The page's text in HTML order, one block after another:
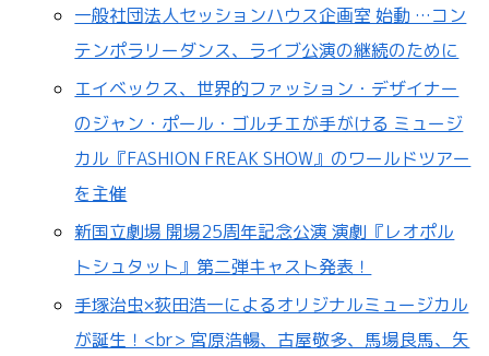
一般社団法人セッションハウス企画室 始動 …コン
テンポラリーダンス、ライブ公演の継続のために
エイベックス、世界的ファッション・デザイナー
のジャン・ポール・ゴルチエが手がける ミュージ
カル『FASHION FREAK SHOW』のワールドツアー
を主催
新国立劇場 開場25周年記念公演 演劇『レオポル
トシュタット』第二弾キャスト発表！
手塚治虫×荻田浩一によるオリジナルミュージカル
が誕生！<br> 宮原浩暢、古屋敬多、馬場良馬、矢